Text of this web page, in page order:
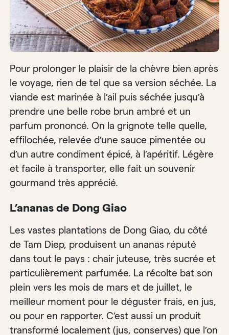
Pour prolonger le plaisir de la chèvre bien après
le voyage, rien de tel que sa version séchée. La
viande est marinée à l’ail puis séchée jusqu’à
prendre une belle robe brun ambré et un
parfum prononcé. On la grignote telle quelle,
effilochée, relevée d’une sauce pimentée ou
d’un autre condiment épicé, à l’apéritif. Légère
et facile à transporter, elle fait un souvenir
gourmand très apprécié.
L’ananas de Dong Giao
Les vastes plantations de Dong Giao, du côté
de Tam Diep, produisent un ananas réputé
dans tout le pays : chair juteuse, très sucrée et
particulièrement parfumée. La récolte bat son
plein vers les mois de mars et de juillet, le
meilleur moment pour le déguster frais, en jus,
ou pour en rapporter. C’est aussi un produit
transformé localement (jus, conserves) que l’on